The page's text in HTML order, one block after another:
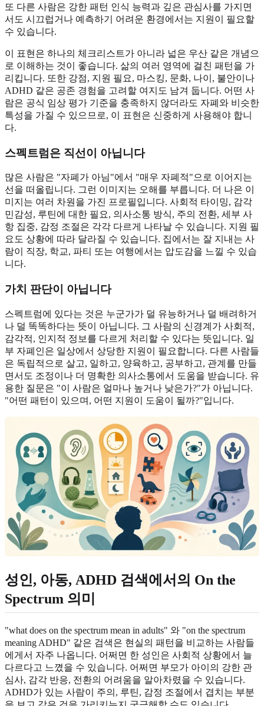
또 다른 사람은 강한 패턴 인식 능력과 깊은 관심사를 가지면
서도 시끄럽거나 예측하기 어려운 환경에서는 지원이 필요할
수 있습니다.
이 표현은 하나의 체크리스트가 아니라 넓은 우산 같은 개념으
로 이해하는 것이 좋습니다. 삶의 여러 영역에 걸친 패턴을 가
리킵니다. 또한 강점, 지원 필요, 마스킹, 문화, 나이, 불안이나
ADHD 같은 공존 경험을 고려할 여지도 남겨 둡니다. 어떤 사
람은 공식 임상 평가 기준을 충족하지 않더라도 자폐와 비슷한
특성을 가질 수 있으므로, 이 표현은 신중하게 사용해야 합니
다.
스펙트럼은 직선이 아닙니다
많은 사람은 "자폐가 아님"에서 "매우 자폐적"으로 이어지는
선을 떠올립니다. 그런 이미지는 오해를 부릅니다. 더 나은 이
미지는 여러 차원을 가진 프로필입니다. 사회적 타이밍, 감각
민감성, 루틴에 대한 필요, 의사소통 방식, 주의 전환, 세부 사
항 집중, 감정 조절은 각각 다르게 나타날 수 있습니다. 지원 필
요도 상황에 따라 달라질 수 있습니다. 집에서는 잘 지내는 사
람이 직장, 학교, 파티 또는 여행에서는 압도감을 느낄 수 있습
니다.
가치 판단이 아닙니다
스펙트럼에 있다는 것은 누군가가 덜 유능하거나 덜 배려하거
나 덜 똑똑하다는 뜻이 아닙니다. 그 사람의 신경계가 사회적,
감각적, 인지적 정보를 다르게 처리할 수 있다는 뜻입니다. 일
부 자폐인은 일상에서 상당한 지원이 필요합니다. 다른 사람들
은 독립적으로 살고, 일하고, 양육하고, 공부하고, 관계를 만들
면서도 조정이나 더 명확한 의사소통에서 도움을 받습니다. 유
용한 질문은 "이 사람은 얼마나 높거나 낮은가?"가 아닙니다.
"어떤 패턴이 있으며, 어떤 지원이 도움이 될까?"입니다.
성인, 아동, ADHD 검색에서의 On the
Spectrum 의미
"what does on the spectrum mean in adults" 와 "on the spectrum
meaning ADHD" 같은 검색은 현실의 패턴을 비교하는 사람들
에게서 자주 나옵니다. 어쩌면 한 성인은 사회적 상황에서 늘
다르다고 느꼈을 수 있습니다. 어쩌면 부모가 아이의 강한 관
심사, 감각 반응, 전환의 어려움을 알아차렸을 수 있습니다.
ADHD가 있는 사람이 주의, 루틴, 감정 조절에서 겹치는 부분